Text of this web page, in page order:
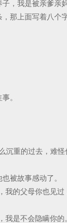
，我是被亲爹亲
那上面写着八个
。
沉重的过去，难
被故事感动了。
我的父母你也见
我是不会隐瞒你的